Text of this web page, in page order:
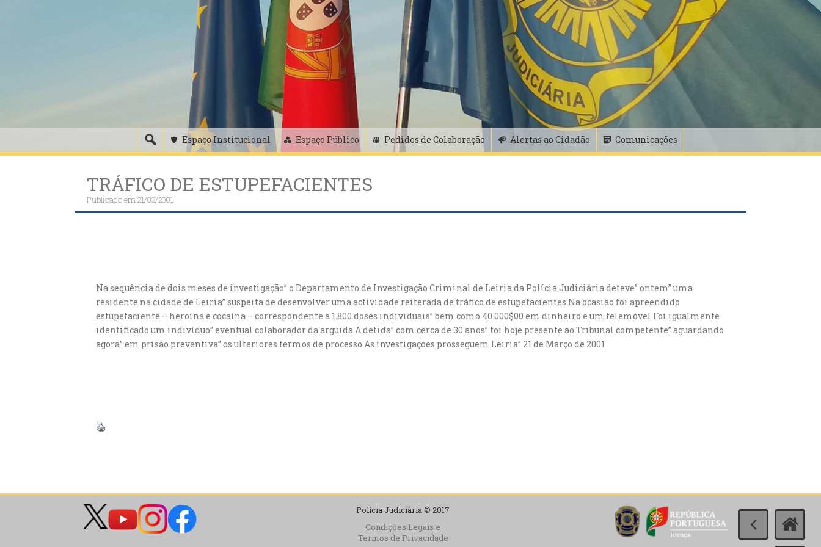
Espaço Institucional Espaço Público Pedidos de Colaboração Alertas ao Cidadão Comunicações
TRÁFICO DE ESTUPEFACIENTES
Publicado em21/03/2001
Na sequência de dois meses de investigação” o Departamento de Investigação Criminal de Leiria da Polícia Judiciária deteve” ontem” uma
residente na cidade de Leiria” suspeita de desenvolver uma actividade reiterada de tráfico de estupefacientes.Na ocasião foi apreendido
estupefaciente – heroína e cocaína – correspondente a 1.800 doses individuais” bem como 40.000$00 em dinheiro e um telemóvel.Foi igualmente
identificado um indivíduo” eventual colaborador da arguida.A detida” com cerca de 30 anos” foi hoje presente ao Tribunal competente” aguardando
agora” em prisão preventiva” os ulteriores termos de processo.As investigações prosseguem.Leiria” 21 de Março de 2001
Polícia Judiciária © 2017
Condições Legais e
Termos de Privacidade